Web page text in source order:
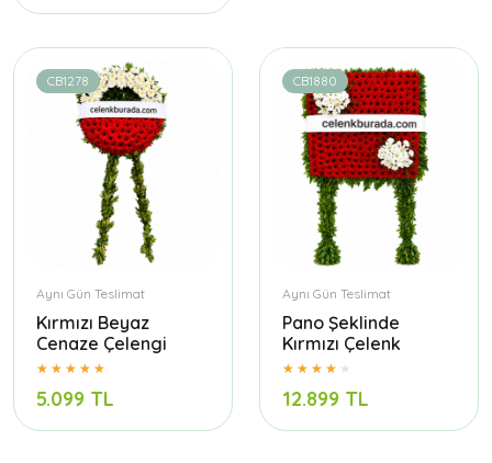
CB1278
Aynı Gün Teslimat
Kırmızı Beyaz
Cenaze Çelengi
5.099 TL
CB1880
Aynı Gün Teslimat
Pano Şeklinde
Kırmızı Çelenk
12.899 TL